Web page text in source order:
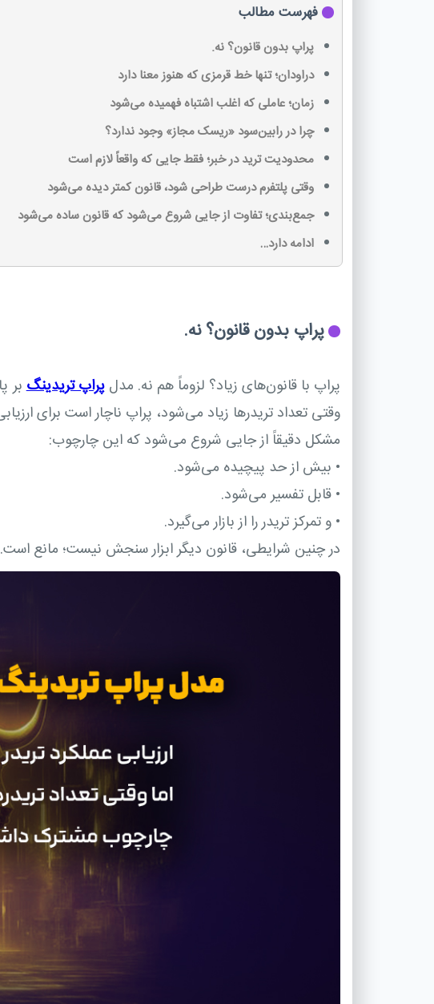
فهرست مطالب
پراپ بدون قانون؟ نه.
دراودان؛ تنها خط قرمزی که هنوز معنا دارد
زمان؛ عاملی که اغلب اشتباه فهمیده می‌شود
چرا در رابین‌سود «ریسک مجاز» وجود ندارد؟
محدودیت ترید در خبر؛ فقط جایی که واقعاً لازم است
وقتی پلتفرم درست طراحی شود، قانون کمتر دیده می‌شود
جمع‌بندی؛ تفاوت از جایی شروع می‌شود که قانون ساده می‌شود
ادامه دارد…
پراپ بدون قانون؟ نه.
پراپ با قانون‌های زیاد؟ لزوماً هم نه. مدلپراپ تریدینگبر
وقتی تعداد تریدرها زیاد می‌شود، پراپ ناچار است برای
مشکل دقیقاً از جایی شروع می‌شود که این چارچوب:
• بیش از حد پیچیده می‌شود.
• قابل تفسیر می‌شود.
• و تمرکز تریدر را از بازار می‌گیرد.
در چنین شرایطی، قانون دیگر ابزار سنجش نیست؛ مانع است.